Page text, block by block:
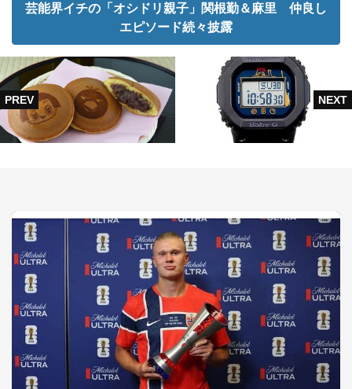
芸能界イチの「オシドリ親子」関根勤＆麻里 仲良し
エピソード続々披露